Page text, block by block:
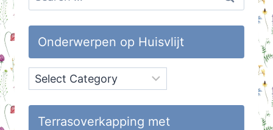
for:
Onderwerpen op Huisvlijt
Onderwerpen
op
Huisvlijt
Terrasoverkapping met